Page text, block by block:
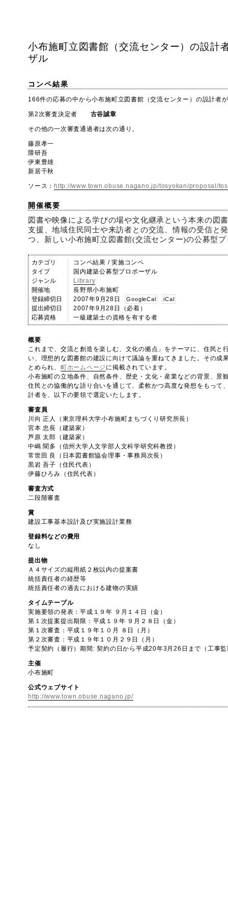
小布施町立図書館（交流センター）の設計
ザル
コンペ結果
166件の応募の中から小布施町立図書館（交流センター）の設計者
第2次審査決定者 古谷誠章
その他の一次審査通過者は次の通り。
藤原孝一
隈研吾
伊東豊雄
新居千秋
ソース： http://www.town.obuse.nagano.jp/tosyokan/proposal/
開催概要
図書や映像による学びの場や文化継承という本来の図
支援、地域住民同士や来訪者との交流、情報の受信と
つ、新しい小布施町立図書館(交流センター)の公募型
カテゴリ
コンペ結果 / 実施コンペ
タイプ
国内建築公募型プロポーザル
ジャンル
Library
開催地
長野県小布施町
登録締切日
2007年9月28日 GoogleCal iCal
提出締切日
2007年9月28日（必着）
応募資格
一級建築士の資格を有する者
概要
これまで、交流と創造を楽しむ、文化の拠点」をテーマに、住民と
い、理想的な図書館の建設に向けて議論を重ねてきました。その成
とめられ、 町ホームページ に掲載されています。
小布施町の立地条件、自然条件、歴史・文化・産業などの背景、景
住民との協働的な語り合いを通じて、柔軟かつ高度な発想をもって
計者を、以下の要領で選定いたします。
審査員
川向 正人（東京理科大学小布施町まちづくり研究所長）
宮本 忠長（建築家）
芦原 太郎（建築家）
中嶋 聞多（信州大学人文学部人文科学研究科教授）
常世田 良（日本図書館協会理事・事務局次長）
黒岩 吾子（住民代表）
伊藤ひろみ（住民代表）
審査方式
二段階審査
賞
建設工事基本設計及び実施設計業務
登録料などの費用
なし
提出物
Ａ４サイズの縦用紙２枚以内の提案書
統括責任者の経歴等
統括責任者の過去における建物の実績
タイムテーブル
実施要領の発表：平成１９年 ９月１４日（金）
第１次提案提出期限：平成１９年 ９月２８日（金）
第１次審査：平成１９年１０月 ８日（月）
第２次審査：平成１９年１０月２９日（月）
予定契約（履行）期間: 契約の日から平成20年3月26日まで（工事
主催
小布施町
公式ウェブサイト
http://www.town.obuse.nagano.jp/